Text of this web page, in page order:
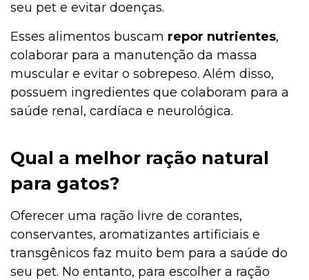
seu pet e evitar doenças.
Esses alimentos buscam repor nutrientes,
colaborar para a manutenção da massa
muscular e evitar o sobrepeso. Além disso,
possuem ingredientes que colaboram para a
saúde renal, cardíaca e neurológica.
Qual a melhor ração natural
para gatos?
Oferecer uma ração livre de corantes,
conservantes, aromatizantes artificiais e
transgênicos faz muito bem para a saúde do
seu pet. No entanto, para escolher a ração